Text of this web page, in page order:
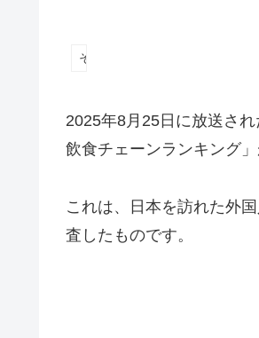
その他
2025年8月25日に放送さ
飲食チェーンランキング」
これは、日本を訪れた外
査したものです。